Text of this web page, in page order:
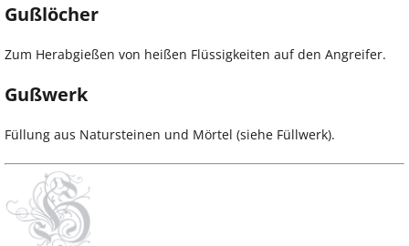
Gußlöcher
Zum Herabgießen von heißen Flüssigkeiten auf den Angreifer.
Gußwerk
Füllung aus Natursteinen und Mörtel (siehe Füllwerk).